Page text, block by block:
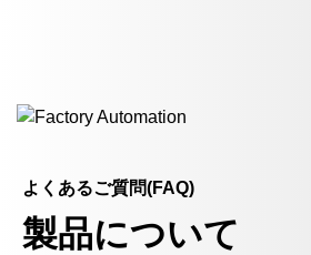
よくあるご質問(FAQ)
製品について